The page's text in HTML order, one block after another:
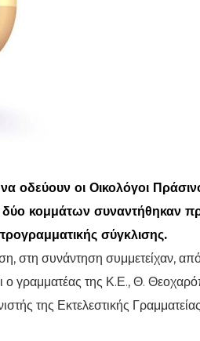
οδεύουν οι Οικολόγοι
κομμάτων συναντήθηκαν
σύγκλισης.
στη συνάντηση συμμετείχαν,
ο γραμματέας της Κ.Ε., Θ.
της Εκτελεστικής